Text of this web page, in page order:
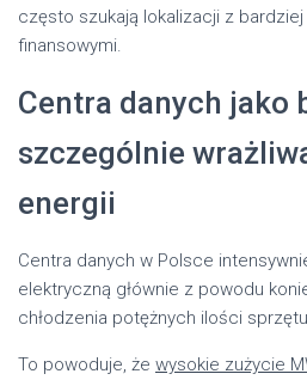
często szukają lokalizacji z
finansowymi.
Centra danych jako
szczególnie
energii
Centra danych w Polsce
elektryczną głównie z powodu
chłodzenia potężnych ilości
To powoduje, że wysokie zużycie